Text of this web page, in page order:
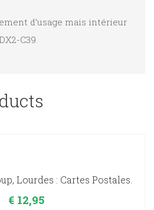
d’usage mais intérieur
C39.
Lourdes : Cartes Postales.
€ 12,95